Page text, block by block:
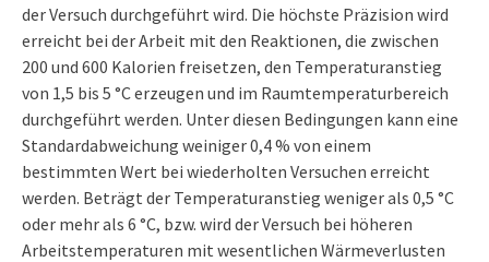
der Versuch durchgeführt wird. Die höchste Präzision wird
erreicht bei der Arbeit mit den Reaktionen, die zwischen
200 und 600 Kalorien freisetzen, den Temperaturanstieg
von 1,5 bis 5 °C erzeugen und im Raumtemperaturbereich
durchgeführt werden. Unter diesen Bedingungen kann eine
Standardabweichung weiniger 0,4 % von einem
bestimmten Wert bei wiederholten Versuchen erreicht
werden. Beträgt der Temperaturanstieg weniger als 0,5 °C
oder mehr als 6 °C, bzw. wird der Versuch bei höheren
Arbeitstemperaturen mit wesentlichen Wärmeverlusten